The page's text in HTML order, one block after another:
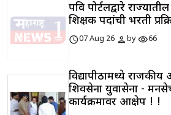
पवित्र पोर्टलद्वारे
शिक्षक पदांची भरती
schedule07 Aug 26 personbyvisibility66
विद्यापीठामध्ये
शिवसेना युवासेना -
कार्यक्रमावर आक्षेप ! !